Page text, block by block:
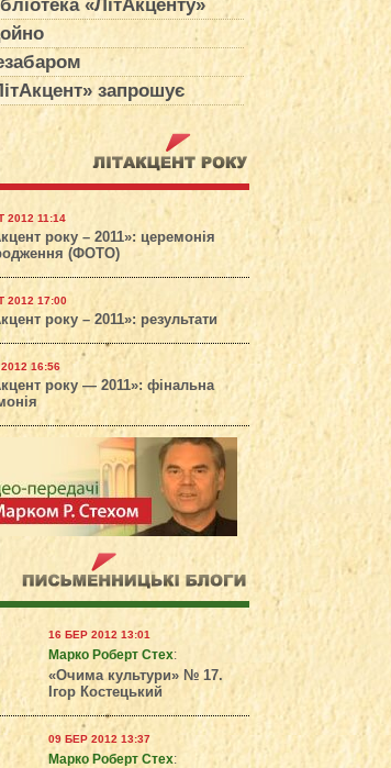
«ЛітАкценту»
запрошує
2012 11:14
року – 2011»: церемонія
(ФОТО)
2012 17:00
року – 2011»: результати
16:56
року — 2011»: фінальна
16 БЕР 2012 13:01
Марко Роберт Стех:
«Очима культури» № 17.
Ігор Костецький
09 БЕР 2012 13:37
Марко Роберт Стех: